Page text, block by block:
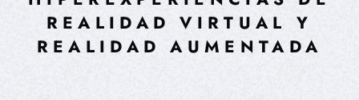
REALIDAD VIRTUAL Y
REALIDAD AUMENTADA